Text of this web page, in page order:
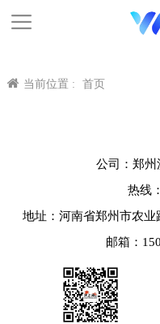
当前位置 : 首页
公司：郑州
热线
地址：河南省郑州市农
邮箱：